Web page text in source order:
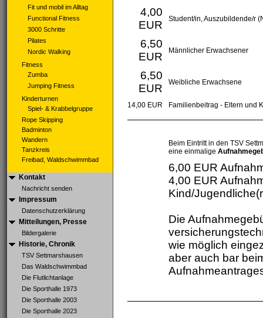
Fit und mobil im Alltag
Functional Fitness
3000 Schritte
Pilates
Nordic Walking
Fitness
Zumba
Jumping Fitness
Kinderturnen
Spiel- & Krabbelgruppe
Rope Skipping
Badminton
Wandern
Tanzkreis
Freibad, Waldschwimmbad
Kontakt
Nachricht senden
Impressum
Datenschutzerklärung
Mitteilungen, Presse
Bildergalerie
Historie, Chronik
TSV Settmarshausen
Das Waldschwimmbad
Die Flutlichtanlage
Die Sporthalle 1973
Die Sporthalle 2003
Die Sporthalle 2023
4,00
EUR
Student/in, Auszubildende/r
6,50
EUR
Männlicher Erwachsener
6,50
EUR
Weibliche Erwachsene
14,00 EUR Familienbeitrag - Eltern und
Beim Eintritt in den TSV
eine einmalige
6,00 EUR
4,00 EUR
Kind/
Die
wie möglich
aber auch bar